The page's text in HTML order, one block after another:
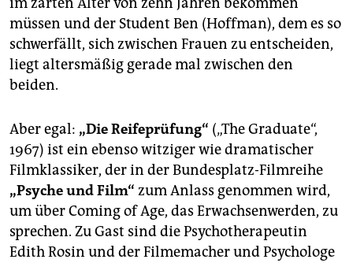
müssen und der Student Ben (Hoffman), dem es so
schwerfällt, sich zwischen Frauen zu entscheiden,
liegt altersmäßig gerade mal zwischen den
beiden.
Aber egal: „Die Reifeprüfung“ („The Graduate“,
1967) ist ein ebenso witziger wie dramatischer
Filmklassiker, der in der Bundesplatz-Filmreihe
„Psyche und Film“ zum Anlass genommen wird,
um über Coming of Age, das Erwachsenwerden, zu
sprechen. Zu Gast sind die Psychotherapeutin
Edith Rosin und der Filmemacher und Psychologe